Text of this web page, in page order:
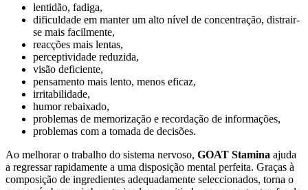
lentidão, fadiga,
dificuldade em manter um alto nível de concentração, distrair-
se mais facilmente,
reacções mais lentas,
perceptividade reduzida,
visão deficiente,
pensamento mais lento, menos eficaz,
irritabilidade,
humor rebaixado,
problemas de memorização e recordação de informações,
problemas com a tomada de decisões.
Ao melhorar o trabalho do sistema nervoso, GOAT Stamina ajuda
a regressar rapidamente a uma disposição mental perfeita. Graças à
composição de ingredientes adequadamente seleccionados, torna o